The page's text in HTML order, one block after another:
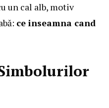
un cal alb, motiv
ce inseamna cand